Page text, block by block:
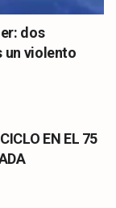
dos
un violento
EN EL 75